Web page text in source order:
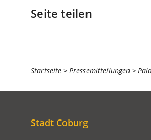
Seite teilen
Sie
befinden
hier:
Startseite Pressemitteilungen
Stadt Coburg